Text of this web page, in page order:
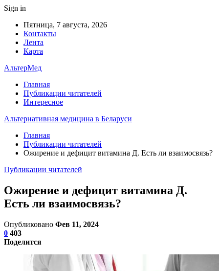
Sign in
Пятница, 7 августа, 2026
Контакты
Лента
Карта
АльтерМед
Главная
Публикации читателей
Интересное
Альтернативная медицина в Беларуси
Главная
Публикации читателей
Ожирение и дефицит витамина Д. Есть ли взаимосвязь?
Публикации читателей
Ожирение и дефицит витамина Д.
Есть ли взаимосвязь?
Опубликовано Фев 11, 2024
0 403
Поделится